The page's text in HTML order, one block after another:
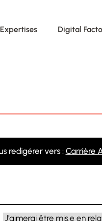
Expertises Digital
redigérer vers :Carrière